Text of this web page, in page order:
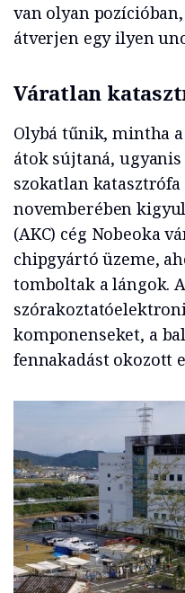
van olyan
átverjen egy ilyen
Váratlan
Olybá tűnik, mintha
átok sújtaná,
szokatlan
novemberében
(AKC) cég Nobeoka
chipgyártó üzeme,
tomboltak a lángok.
komponenseket, a
fennakadást okozott